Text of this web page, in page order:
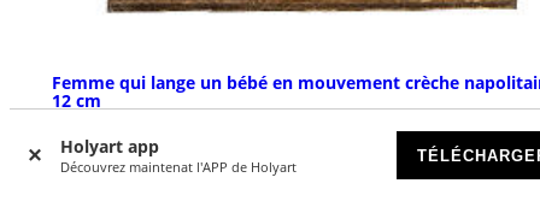
Holyart app
Découvrez maintenat l'APP de Holyart
Femme qui lange un bébé en mouvement crèche
12 cm
EN RUPTURE DE STOCK